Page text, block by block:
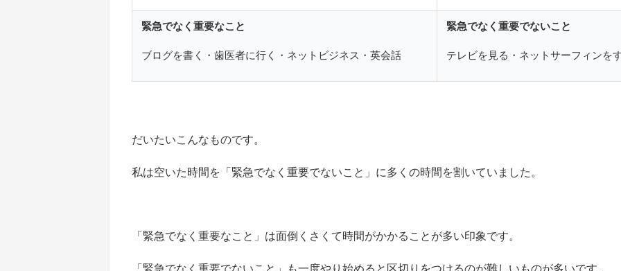
緊急でなく重要なこと
ブログを書く・歯医者に行く・ネットビジネス・英会話
緊急でなく重要でないこと
テレビを見る・ネットサーフィンを
だいたいこんなものです。
私は空いた時間を「緊急でなく重要でないこと」に多くの時間を割いていました。
「緊急でなく重要なこと」は面倒くさくて時間がかかることが多い印象です。
「緊急でなく重要でないこと」も一度やり始めると区切りをつけるのが難しいものが多いです。